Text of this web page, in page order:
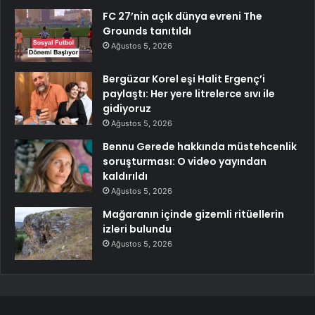
FC 27’nin açık dünya evreni The
Grounds tanıtıldı
Ağustos 5, 2026
Bergüzar Korel eşi Halit Ergenç’i
paylaştı: Her yere litrelerce sıvı ile
gidiyoruz
Ağustos 5, 2026
Bennu Gerede hakkında müstehcenlik
soruşturması: O video yayından
kaldırıldı
Ağustos 5, 2026
Mağaranın içinde gizemli ritüellerin
izleri bulundu
Ağustos 5, 2026